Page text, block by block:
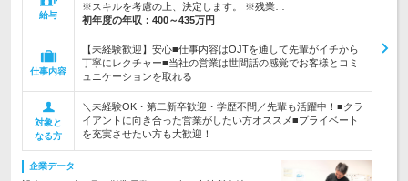
給与
※スキルを考慮の上、決定します。 ※残業…
初年度の年収： 400～435万円
仕事内容
【未経験歓迎】安心■仕事内容はOJTを通して先輩がイチから
丁寧にレクチャー■当社の営業は世間話の感覚でお客様とコミ
ュニケーションを取れる
対象と
なる方
＼未経験OK・第二新卒歓迎・学歴不問／先輩も活躍中！■クラ
イアントに向き合った営業がしたい方オススメ■プライベート
を充実させたい方も大歓迎！
企業データ